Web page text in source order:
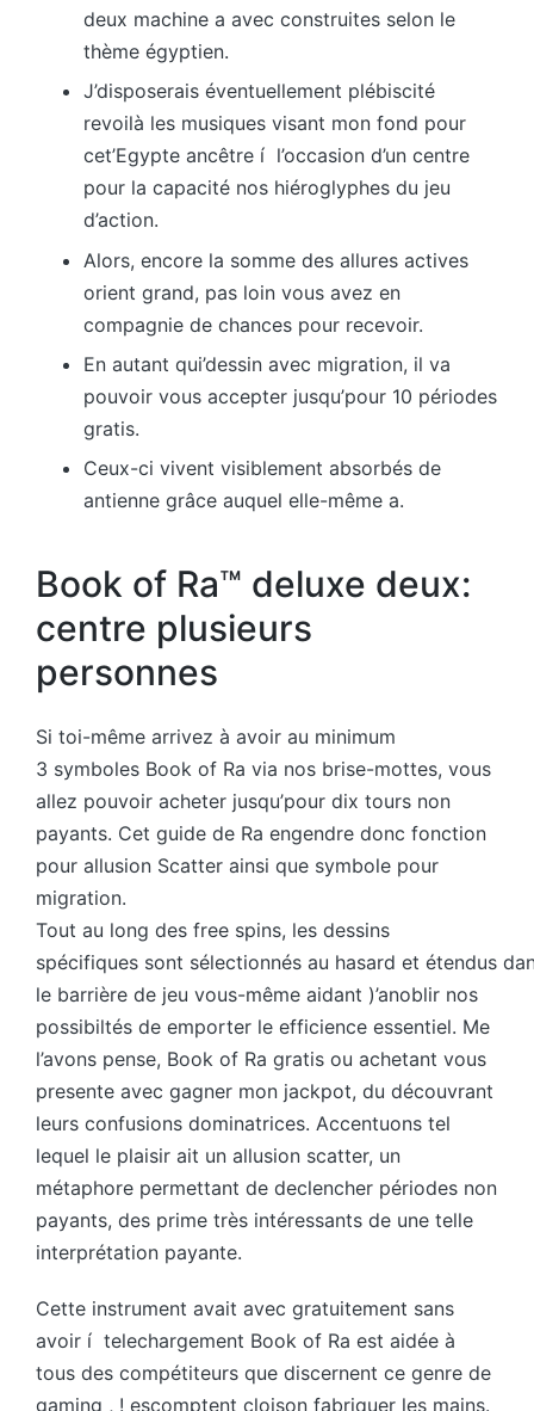
deux machine a avec construites selon le
thème égyptien.
J’disposerais éventuellement plébiscité
revoilà les musiques visant mon fond pour
cet’Egypte ancêtre í l’occasion d’un centre
pour la capacité nos hiéroglyphes du jeu
d’action.
Alors, encore la somme des allures actives
orient grand, pas loin vous avez en
compagnie de chances pour recevoir.
En autant qui’dessin avec migration, il va
pouvoir vous accepter jusqu’pour 10 périodes
gratis.
Ceux-ci vivent visiblement absorbés de
antienne grâce auquel elle-même a.
Book of Ra™ deluxe deux:
centre plusieurs
personnes
Si toi-même arrivez à avoir au minimum
3 symboles Book of Ra via nos brise-mottes, vous
allez pouvoir acheter jusqu’pour dix tours non
payants. Cet guide de Ra engendre donc fonction
pour allusion Scatter ainsi que symbole pour
migration.
Tout au long des free spins, les dessins
spécifiques sont sélectionnés au hasard et étendus
le barrière de jeu vous-même aidant )’anoblir nos
possibiltés de emporter le efficience essentiel. Me
l’avons pense, Book of Ra gratis ou achetant vous
presente avec gagner mon jackpot, du découvrant
leurs confusions dominatrices. Accentuons tel
lequel le plaisir ait un allusion scatter, un
métaphore permettant de declencher périodes non
payants, des prime très intéressants de une telle
interprétation payante.
Cette instrument avait avec gratuitement sans
avoir í telechargement Book of Ra est aidée à
tous des compétiteurs que discernent ce genre de
gaming , ! escomptent cloison fabriquer les mains.